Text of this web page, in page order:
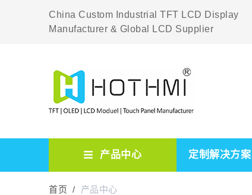
China Custom Industrial TFT LCD Display
Manufacturer & Global LCD Supplier
产品中心 定制解决方案
首页 / 产品中心